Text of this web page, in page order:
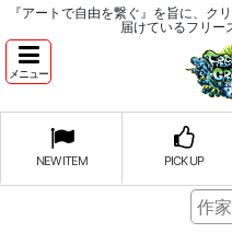
『アートで自由を繋ぐ』を旨に、ク
届けているフリー
メニュー
NEW ITEM PICK UP